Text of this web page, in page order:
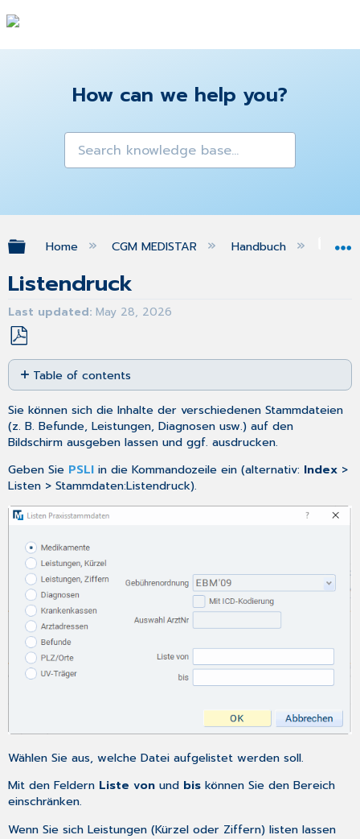
How can we help you?
Expand/collapse global hierarchy
Home CGM MEDISTAR Handbuch
Listendruck
Last updated May 28, 2026
Save
as
PDF
Table of contents
No
headers
Sie können sich die Inhalte der verschiedenen Stammdateien
(z. B. Befunde, Leistungen, Diagnosen usw.) auf den
Bildschirm ausgeben lassen und ggf. ausdrucken.
Geben Sie PSLI in die Kommandozeile ein (alternativ: Index >
Listen > Stammdaten:Listendruck).
Wählen Sie aus, welche Datei aufgelistet werden soll.
Mit den Feldern Liste von und bis können Sie den Bereich
einschränken.
Wenn Sie sich Leistungen (Kürzel oder Ziffern) listen lassen